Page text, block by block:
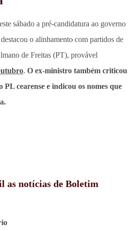
sábado a pré-candidatura ao governo
o alinhamento com partidos de
de Freitas (PT), provável
. O ex-ministro também criticou
PL cearense e indicou os nomes que
as notícias de Boletim